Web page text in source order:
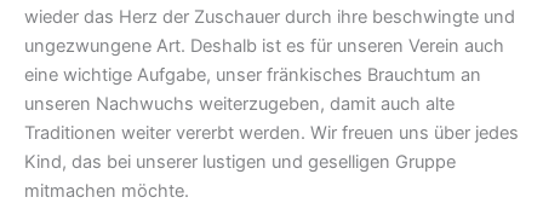
wieder das Herz der Zuschauer durch ihre beschwingte und
ungezwungene Art. Deshalb ist es für unseren Verein auch
eine wichtige Aufgabe, unser fränkisches Brauchtum an
unseren Nachwuchs weiterzugeben, damit auch alte
Traditionen weiter vererbt werden. Wir freuen uns über jedes
Kind, das bei unserer lustigen und geselligen Gruppe
mitmachen möchte.